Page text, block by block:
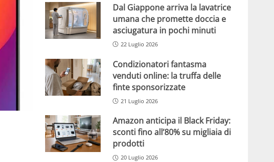
Dal Giappone arriva la lavatrice
umana che promette doccia e
asciugatura in pochi minuti
22 Luglio 2026
Condizionatori fantasma
venduti online: la truffa delle
finte sponsorizzate
21 Luglio 2026
Amazon anticipa il Black Friday:
sconti fino all’80% su migliaia di
prodotti
20 Luglio 2026